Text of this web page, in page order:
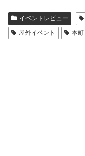
イベントレビュー
屋外イベント
本